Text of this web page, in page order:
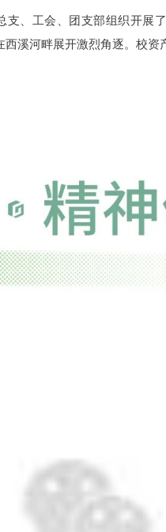
、工会、团支部组织开展
溪河畔展开激烈角逐。校资